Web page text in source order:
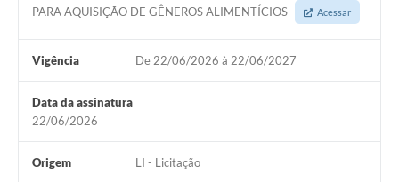
PARA AQUISIÇÃO DE GÊNEROS ALIMENTÍCIOS
Acessar
Vigência De 22/06/2026 à 22/06/2027
Data da assinatura
22/06/2026
Origem LI - Licitação